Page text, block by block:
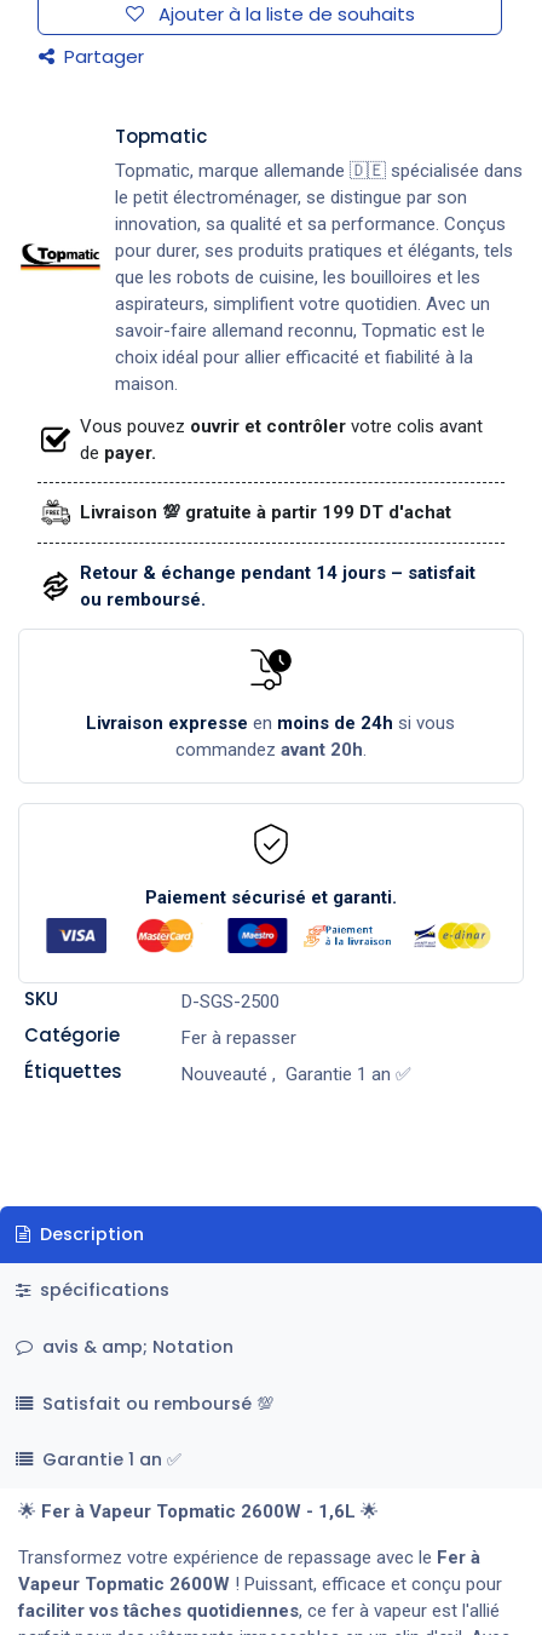
Ajouter à la liste de souhaits
Partager
Topmatic
Topmatic, marque allemande 🇩🇪 spécialisée dans
le petit électroménager, se distingue par son
innovation, sa qualité et sa performance. Conçus
pour durer, ses produits pratiques et élégants, tels
que les robots de cuisine, les bouilloires et les
aspirateurs, simplifient votre quotidien. Avec un
savoir-faire allemand reconnu, Topmatic est le
choix idéal pour allier efficacité et fiabilité à la
maison.
Vous pouvez ouvrir et contrôler votre colis avant
de payer.
Livraison 💯 gratuite à partir 199 DT d'achat
Retour & échange pendant 14 jours – satisfait
ou remboursé.
Livraison expresse en moins de 24h si vous
commandez avant 20h.
Paiement sécurisé et garanti.
SKU D-SGS-2500
Catégorie Fer à repasser
Étiquettes Nouveauté , Garantie 1 an ✅
Description
spécifications
avis & amp; Notation
Satisfait ou remboursé 💯
Garantie 1 an ✅
🌟 Fer à Vapeur Topmatic 2600W - 1,6L 🌟
Transformez votre expérience de repassage avec le Fer à
Vapeur Topmatic 2600W ! Puissant, efficace et conçu pour
faciliter vos tâches quotidiennes, ce fer à vapeur est l'allié